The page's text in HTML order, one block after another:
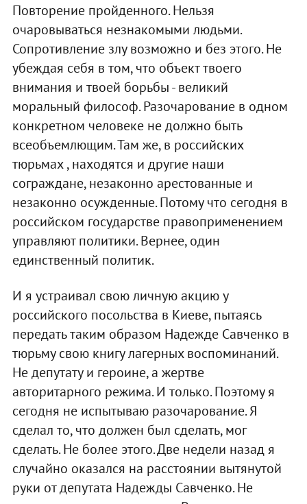
Повторение пройденного. Нельзя
очаровываться незнакомыми людьми.
Сопротивление злу возможно и без этого. Не
убеждая себя в том, что объект твоего
внимания и твоей борьбы - великий
моральный философ. Разочарование в одном
конкретном человеке не должно быть
всеобъемлющим. Там же, в российских
тюрьмах , находятся и другие наши
сограждане, незаконно арестованные и
незаконно осужденные. Потому что сегодня в
российском государстве правоприменением
управляют политики. Вернее, один
единственный политик.
И я устраивал свою личную акцию у
российского посольства в Киеве, пытаясь
передать таким образом Надежде Савченко в
тюрьму свою книгу лагерных воспоминаний.
Не депутату и героине, а жертве
авторитарного режима. И только. Поэтому я
сегодня не испытываю разочарование. Я
сделал то, что должен был сделать, мог
сделать. Не более этого. Две недели назад я
случайно оказался на расстоянии вытянутой
руки от депутата Надежды Савченко. Не